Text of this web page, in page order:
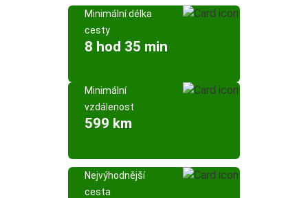
Minimální délka
cesty
8 hod 35 min
Minimální
vzdálenost
599 km
Nejvýhodnější
cesta